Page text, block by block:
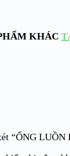
KHÁC
“ỐNG